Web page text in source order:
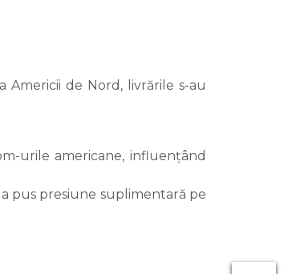
de Nord, livrările s-au
urile americane, influențând
pus presiune suplimentară pe